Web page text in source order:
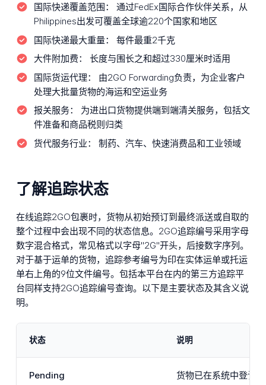
国际快递覆盖范围：
通过FedEx国际合作伙伴关系，从
Philippines出发可覆盖全球逾220个国家和地区
国际快递最大重量：
每件最重2千克
大件附加费：
长度与围长之和超过330厘米时适用
国际货运代理：
由2GO Forwarding负责，为企业客户
处理大批量货物的海运和空运业务
报关服务：
为进出口货物提供端到端清关服务，包括文
件准备和商品税则归类
货代服务行业：
制药、汽车、快速消费品和工业领域
了解追踪状态
在线追踪2GO包裹时，货物从初始预订到最终派送或自取的
整个过程中会出现不同的状态信息。2GO追踪编号采用字母
数字混合格式，常见格式以字母"2G"开头，后接数字序列。
对于基于运单的货物，追踪参考编号为印在实体运单或托运
单右上角的9位文件编号。包括本平台在内的第三方追踪平
台同样支持2GO追踪编号查询。以下是主要状态及其含义说
明。
状态 说明
Pending 货物已在系统中登记